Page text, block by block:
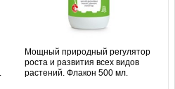
Мощный природный регулятор
роста и развития всех видов
растений. Флакон 500 мл.